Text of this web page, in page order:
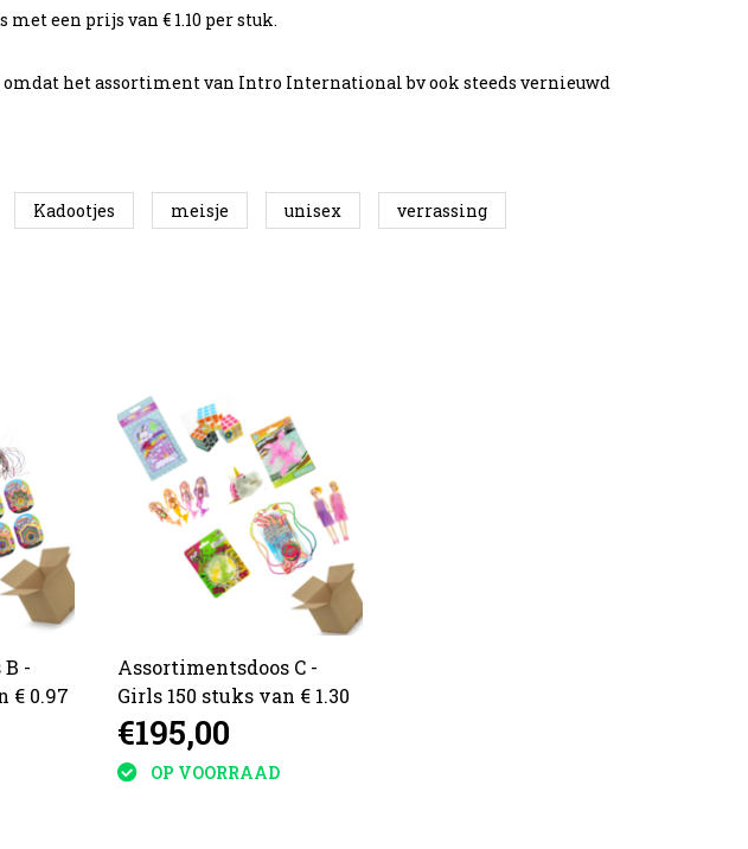
met een prijs van € 1.10 per stuk.
het assortiment van Intro International bv ook steeds vernieuwd
Kadootjes meisje unisex verrassing
-
€ 0.97
Assortimentsdoos C -
Girls 150 stuks van € 1.30
€195,00
OP VOORRAAD